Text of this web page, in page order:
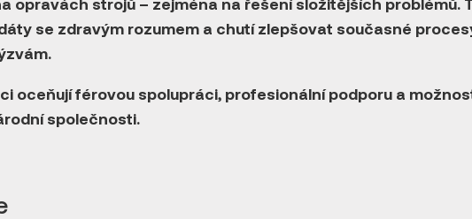
se zdravým rozumem a chutí zlepšovat současné
oceňují férovou spolupráci, profesionální podporu a
společnosti.